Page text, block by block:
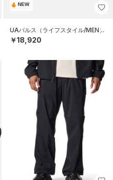
NEW
UAパルス（ライフスタイル/MEN）
￥18,920